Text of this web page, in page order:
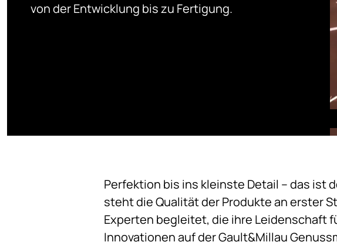
von der Entwicklung bis zu Fertigung.
Perfektion bis ins kleinste Detail – das ist
steht die Qualität der Produkte an erster
Experten begleitet, die ihre Leidenschaft
Innovationen auf der Gault&Millau